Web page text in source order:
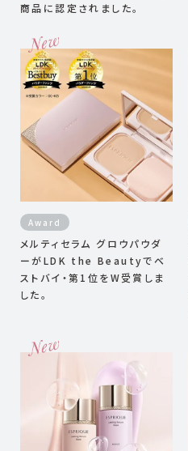
商品に認定されました。
Award
メルティセラム グロウパウダ
ーがLDK the Beautyでベ
ストバイ・第1位をW受賞しま
した。